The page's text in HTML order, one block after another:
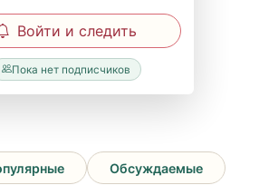
Войти и следить
Пока нет подписчиков
Обсуждаемые